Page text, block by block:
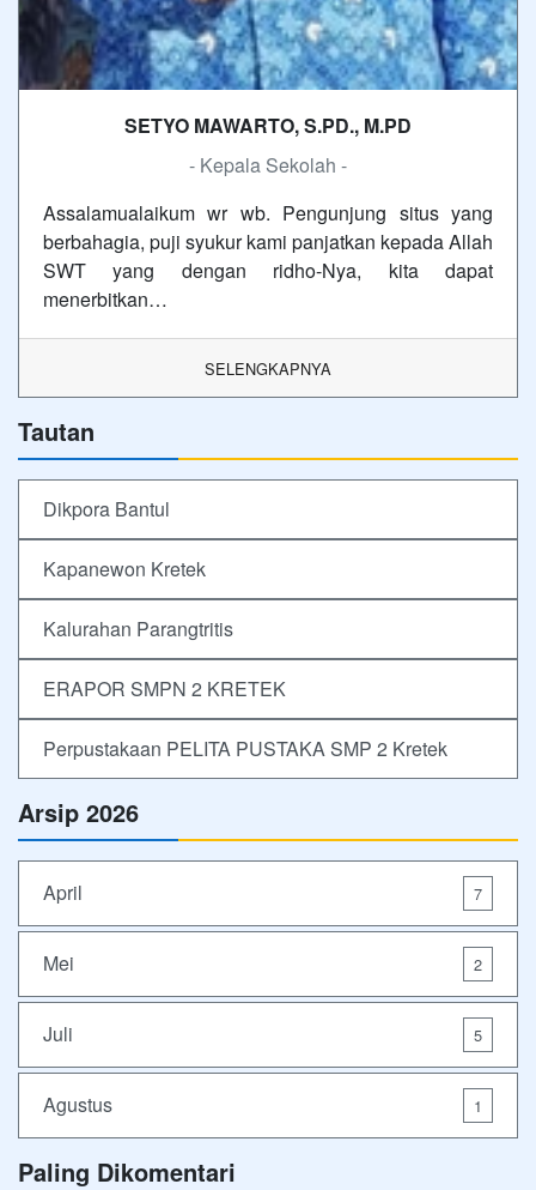
SETYO MAWARTO, S.PD., M.PD
- Kepala Sekolah -
Assalamualaikum wr wb. Pengunjung situs yang
berbahagia, puji syukur kami panjatkan kepada Allah
SWT yang dengan ridho-Nya, kita dapat
menerbitkan…
SELENGKAPNYA
Tautan
Dikpora Bantul
Kapanewon Kretek
Kalurahan Parangtritis
ERAPOR SMPN 2 KRETEK
Perpustakaan PELITA PUSTAKA SMP 2 Kretek
Arsip 2026
April 7
Mei 2
Juli 5
Agustus 1
Paling Dikomentari